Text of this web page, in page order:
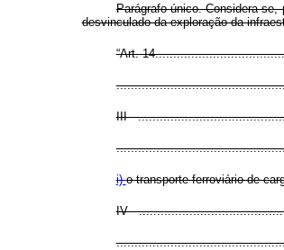
Parágrafo único. Considera-
desvinculado da exploração da
“Art.
III -
i)o transporte ferroviário de
IV -